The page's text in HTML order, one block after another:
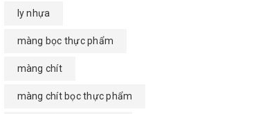
ly nhựa
màng bọc thực phẩm
màng chít
màng chít bọc thực phẩm